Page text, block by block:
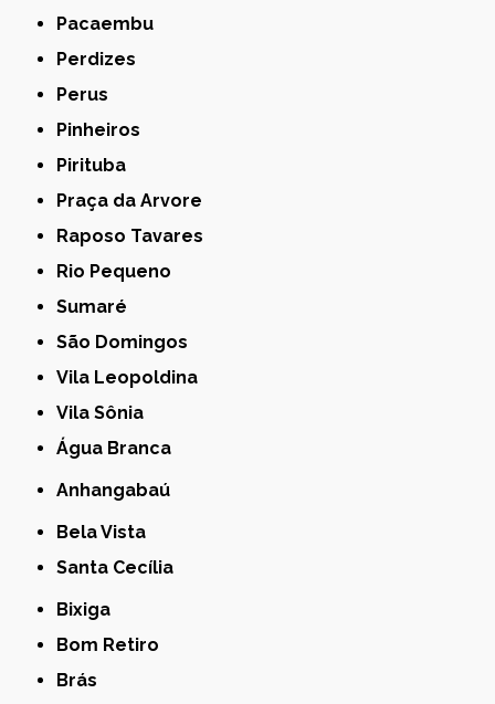
Pacaembu
Perdizes
Perus
Pinheiros
Pirituba
Praça da Arvore
Raposo Tavares
Rio Pequeno
Sumaré
São Domingos
Vila Leopoldina
Vila Sônia
Água Branca
Anhangabaú
Bela Vista
Santa Cecília
Bixiga
Bom Retiro
Brás